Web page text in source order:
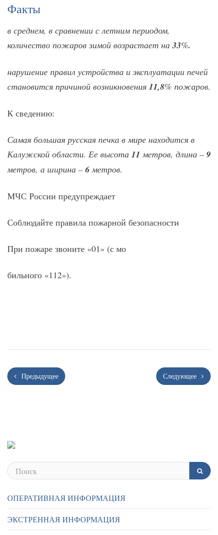
Факты
в среднем, в сравнении с летним периодом,
количество пожаров зимой возрастает на33%.
нарушение правил устройства и эксплуатации печей
становится причиной возникновения 11,8% пожаров.
К сведению:
Самая большая русская печка в мире находится в
Калужской области. Ее высота 11метров, длина – 9
метров, а ширина – 6метров.
МЧС России предупреждает
Соблюдайте правила пожарной безопасности
При пожаре звоните «01» (с мо
бильного «112»).
Предыдущее Следующее
ОПЕРАТИВНАЯ ИНФОРМАЦИЯ
ЭКСТРЕННАЯ ИНФОРМАЦИЯ